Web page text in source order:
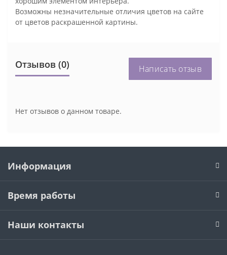
Возможны незначительные отличия цветов на сайте
от цветов раскрашенной картины.
Отзывов (0) Написать отзыв
Нет отзывов о данном товаре.
Информация
Время работы
Наши контакты